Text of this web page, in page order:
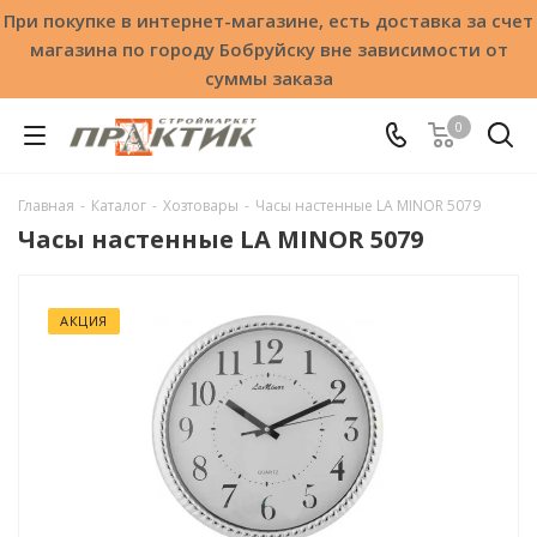
При покупке в интернет-магазине, есть доставка за счет
магазина по городу Бобруйску вне зависимости от
суммы заказа
0
Главная - Каталог - Хозтовары - Часы настенные LA MINOR 5079
Часы настенные LA MINOR 5079
АКЦИЯ